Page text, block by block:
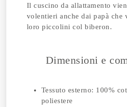
Il cuscino da allattamento
volentieri anche dai papà che
loro piccolini col biberon.
Dimensioni e
Tessuto esterno: 100%
poliestere